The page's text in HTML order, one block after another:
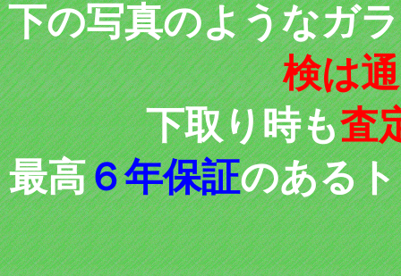
下の写真のようなガ
検は
下取り時も査
最高６年保証のある